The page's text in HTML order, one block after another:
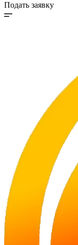
Подать заявку